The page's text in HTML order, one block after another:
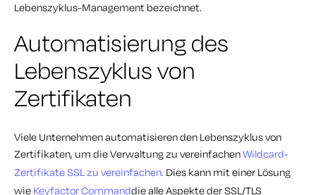
Lebenszyklus-Management bezeichnet.
Automatisierung des
Lebenszyklus von
Zertifikaten
Viele Unternehmen automatisieren den Lebenszyklus von
Zertifikaten, um die Verwaltung zu vereinfachenWildcard-
Zertifikate SSL zu vereinfachen. Dies kann mit einer Lösung
wie Keyfactor Commanddie alle Aspekte der SSL/TLS